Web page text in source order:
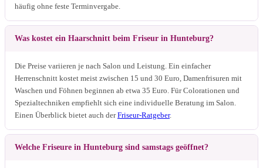
häufig ohne feste Terminvergabe.
Was kostet ein Haarschnitt beim Friseur in Hunteburg?
Die Preise variieren je nach Salon und Leistung. Ein einfacher
Herrenschnitt kostet meist zwischen 15 und 30 Euro, Damenfrisuren mit
Waschen und Föhnen beginnen ab etwa 35 Euro. Für Colorationen und
Spezialtechniken empfiehlt sich eine individuelle Beratung im Salon.
Einen Überblick bietet auch derFriseur-Ratgeber.
Welche Friseure in Hunteburg sind samstags geöffnet?